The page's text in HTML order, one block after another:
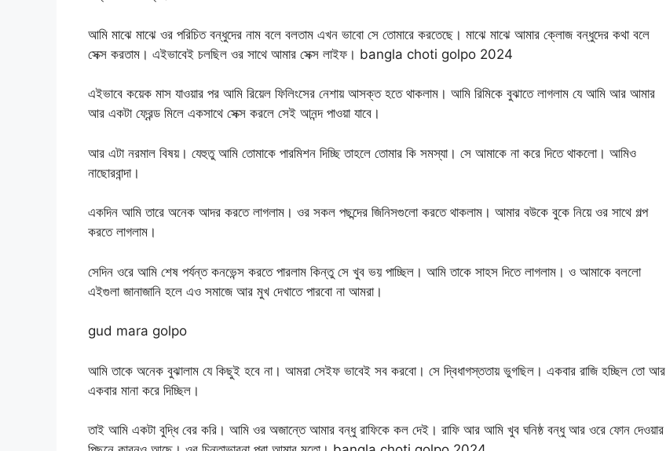
আমি মাঝে মাঝে ওর পরিচিত বন্ধুদের নাম বলে বলতাম এখন ভাবো সে তোমারে করতেছে। মাঝে মাঝে আমার ক্লোজ বন্ধুদের কথা বলে
সেক্স করতাম। এইভাবেই চলছিল ওর সাথে আমার সেক্স লাইফ। bangla choti golpo 2024
এইভাবে কয়েক মাস যাওয়ার পর আমি রিয়েল ফিলিংসের নেশায় আসক্ত হতে থাকলাম। আমি রিমিকে বুঝাতে লাগলাম যে আমি আর আমার
আর একটা ফ্রেন্ড মিলে একসাথে সেক্স করলে সেই আনন্দ পাওয়া যাবে।
আর এটা নরমাল বিষয়। যেহুতু আমি তোমাকে পারমিশন দিচ্ছি তাহলে তোমার কি সমস্যা। সে আমাকে না করে দিতে থাকলো। আমিও
নাছোরবান্দা।
একদিন আমি তারে অনেক আদর করতে লাগলাম। ওর সকল পছন্দের জিনিসগুলো করতে থাকলাম। আমার বউকে বুকে নিয়ে ওর সাথে গল্প
করতে লাগলাম।
সেদিন ওরে আমি শেষ পর্যন্ত কনভেন্স করতে পারলাম কিন্তু সে খুব ভয় পাচ্ছিল। আমি তাকে সাহস দিতে লাগলাম। ও আমাকে বললো
এইগুলা জানাজানি হলে এও সমাজে আর মুখ দেখাতে পারবো না আমরা।
gud mara golpo
আমি তাকে অনেক বুঝালাম যে কিছুই হবে না। আমরা সেইফ ভাবেই সব করবো। সে দ্বিধাগস্ততায় ভুগছিল। একবার রাজি হচ্ছিল তো আর
একবার মানা করে দিচ্ছিল।
তাই আমি একটা বুদ্ধি বের করি। আমি ওর অজান্তে আমার বন্ধু রাফিকে কল দেই। রাফি আর আমি খুব ঘনিষ্ঠ বন্ধু আর ওরে ফোন দেওয়ার